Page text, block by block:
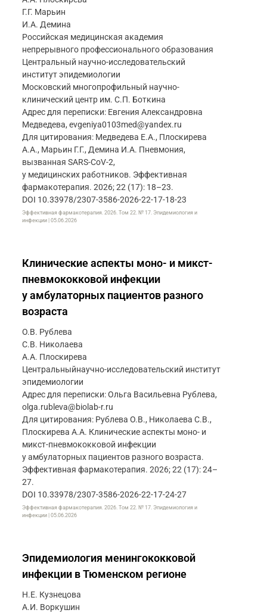
Г.Г. Марьин
И.А. Демина
Российская медицинская академия
непрерывного профессионального образования
Центральный научно-исследовательский
институт эпидемиологии
Московский многопрофильный научно-
клинический центр им. С.П. Боткина
Адрес для переписки: Евгения Александровна
Медведева, evgeniya0103med@yandex.ru
Для цитирования: Медведева Е.А., Плоскирева
А.А., Марьин Г.Г., Демина И.А. Пневмония,
вызванная SARS-CoV-2,
у медицинских работников. Эффективная
фармакотерапия. 2026; 22 (17): 18–23.
DOI 10.33978/2307-3586-2026-22-17-18-23
Эффективная фармакотерапия. 2026. Том 22. № 17. Эпидемиология и
инфекции | 05.06.2026
Клинические аспекты моно- и микст-
пневмококковой инфекции
у амбулаторных пациентов разного
возраста
О.В. Рублева
С.В. Николаева
А.А. Плоскирева
Центральныйнаучно-исследовательский институт
эпидемиологии
Адрес для переписки: Ольга Васильевна Рублева,
olga.rubleva@biolab-r.ru
Для цитирования: Рублева О.В., Николаева С.В.,
Плоскирева А.А. Клинические аспекты моно- и
микст-пневмококковой инфекции
у амбулаторных пациентов разного возраста.
Эффективная фармакотерапия. 2026; 22 (17): 24–
27.
DOI 10.33978/2307-3586-2026-22-17-24-27
Эффективная фармакотерапия. 2026. Том 22. № 17. Эпидемиология и
инфекции | 05.06.2026
Эпидемиология менингококковой
инфекции в Тюменском регионе
Н.Е. Кузнецова
А.И. Воркушин